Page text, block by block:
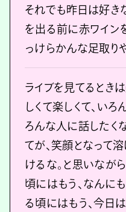
それでも昨日は好き
を出る前に赤ワイン
っけらかんな足取り
ライブを見てるとき
しくて楽しくて、い
ろんな人に話したく
てが、笑顔となって溶
けるな。と思いなが
頃にはもう、なんに
る頃にはもう、今日